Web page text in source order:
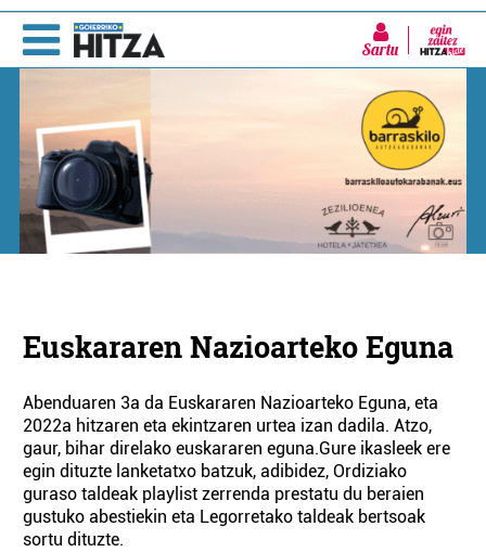
Sartu
Euskararen Nazioarteko Eguna
Abenduaren 3a da Euskararen Nazioarteko Eguna, eta
2022a hitzaren eta ekintzaren urtea izan dadila. Atzo,
gaur, bihar direlako euskararen eguna.Gure ikasleek ere
egin dituzte lanketatxo batzuk, adibidez, Ordiziako
guraso taldeak playlist zerrenda prestatu du beraien
gustuko abestiekin eta Legorretako taldeak bertsoak
sortu dituzte.